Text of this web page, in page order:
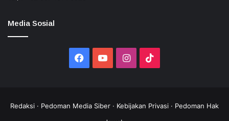
Media Sosial
Facebook
YouTubeInstagram
Redaksi · Pedoman Media Siber · Kebijakan Privasi · Pedoman Hak